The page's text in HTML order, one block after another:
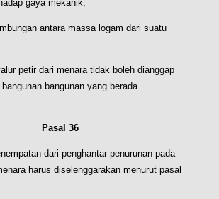
gaya mekanik;
antara massa logam dari suatu
petir dari menara tidak boleh dianggap
bangunan yang berada
Pasal 36
dari penghantar penurunan pada
harus diselenggarakan menurut pasal